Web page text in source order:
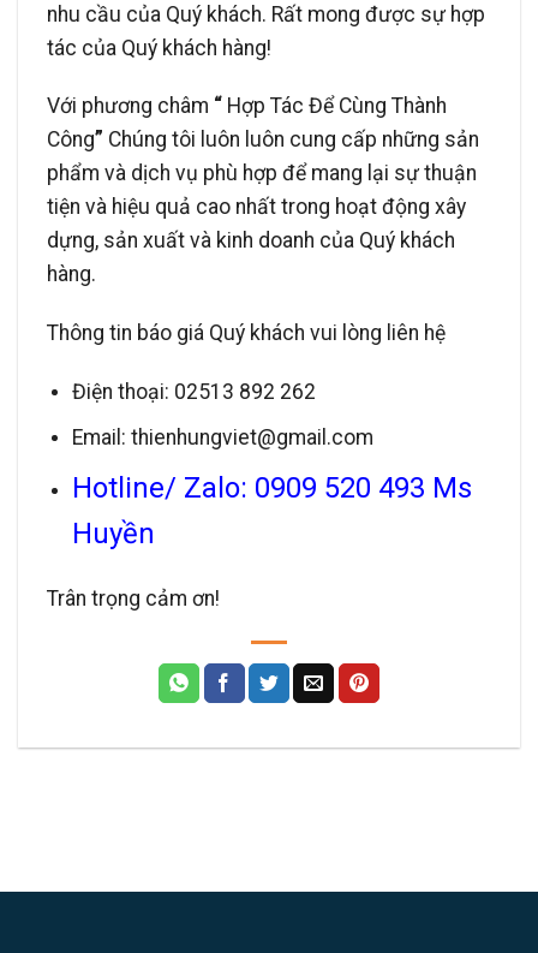
nhu cầu của Quý khách. Rất mong được sự hợp
tác của Quý khách hàng!
Với phương châm “ Hợp Tác Để Cùng Thành
Công” Chúng tôi luôn luôn cung cấp những sản
phẩm và dịch vụ phù hợp để mang lại sự thuận
tiện và hiệu quả cao nhất trong hoạt động xây
dựng, sản xuất và kinh doanh của Quý khách
hàng.
Thông tin báo giá Quý khách vui lòng liên hệ
Điện thoại: 02513 892 262
Email: thienhungviet@gmail.com
Hotline/ Zalo: 0909 520 493 Ms
Huyền
Trân trọng cảm ơn!